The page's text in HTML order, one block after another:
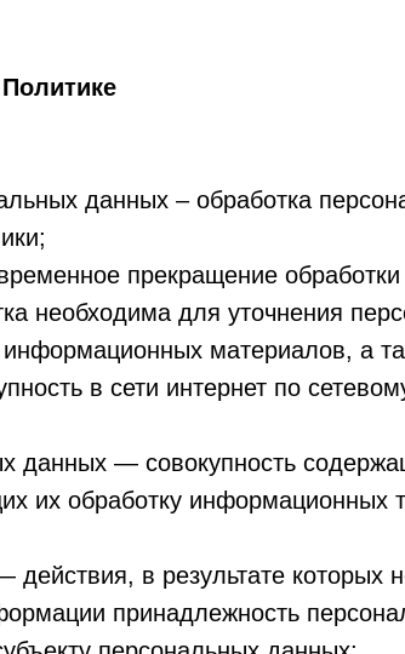
данных – обработка
прекращение
необходима для уточнения
информационных материалов, а
в сети интернет по
данных — совокупность
их обработку информационных
в результате которых
принадлежность